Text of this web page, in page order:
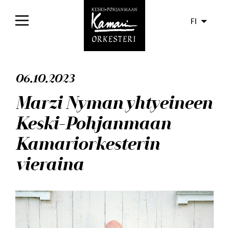
Liput
Yleisölle
Ajankohtaista
Media
FI
06.10.2023
Marzi Nyman yhtyeineen
Keski-Pohjanmaan
Kamariorkesterin
vieraina